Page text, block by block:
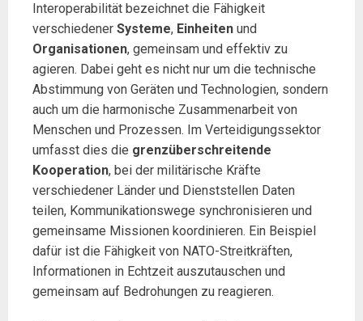
Interoperabilität bezeichnet die Fähigkeit
verschiedener Systeme, Einheiten und
Organisationen, gemeinsam und effektiv zu
agieren. Dabei geht es nicht nur um die technische
Abstimmung von Geräten und Technologien, sondern
auch um die harmonische Zusammenarbeit von
Menschen und Prozessen. Im Verteidigungssektor
umfasst dies die grenzüberschreitende
Kooperation, bei der militärische Kräfte
verschiedener Länder und Dienststellen Daten
teilen, Kommunikationswege synchronisieren und
gemeinsame Missionen koordinieren. Ein Beispiel
dafür ist die Fähigkeit von NATO-Streitkräften,
Informationen in Echtzeit auszutauschen und
gemeinsam auf Bedrohungen zu reagieren.